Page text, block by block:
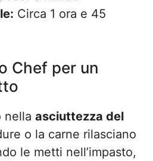
Circa 1 ora e 45
Chef per un
nella asciuttezza del
o la carne rilasciano
le metti nell’impasto,